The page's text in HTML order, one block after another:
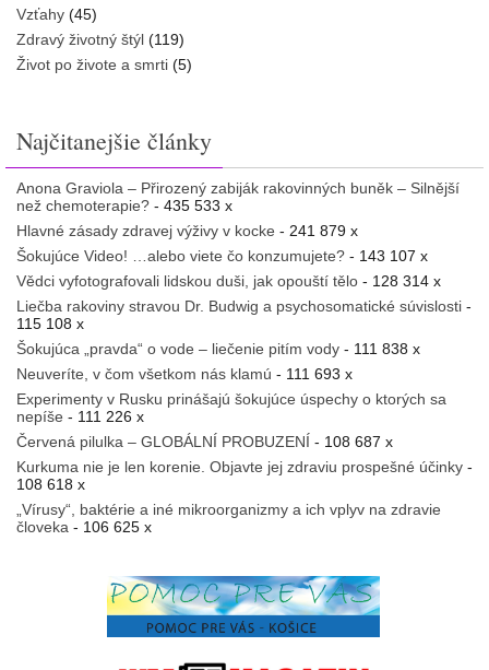
Vzťahy (45)
Zdravý životný štýl (119)
Život po živote a smrti (5)
Najčitanejšie články
Anona Graviola – Přirozený zabiják rakovinných buněk – Silnější
než chemoterapie? - 435 533 x
Hlavné zásady zdravej výživy v kocke - 241 879 x
Šokujúce Video! …alebo viete čo konzumujete? - 143 107 x
Vědci vyfotografovali lidskou duši, jak opouští tělo - 128 314 x
Liečba rakoviny stravou Dr. Budwig a psychosomatické súvislosti -
115 108 x
Šokujúca „pravda“ o vode – liečenie pitím vody - 111 838 x
Neuveríte, v čom všetkom nás klamú - 111 693 x
Experimenty v Rusku prinášajú šokujúce úspechy o ktorých sa
nepíše - 111 226 x
Červená pilulka – GLOBÁLNÍ PROBUZENÍ - 108 687 x
Kurkuma nie je len korenie. Objavte jej zdraviu prospešné účinky -
108 618 x
„Vírusy“, baktérie a iné mikroorganizmy a ich vplyv na zdravie
človeka - 106 625 x